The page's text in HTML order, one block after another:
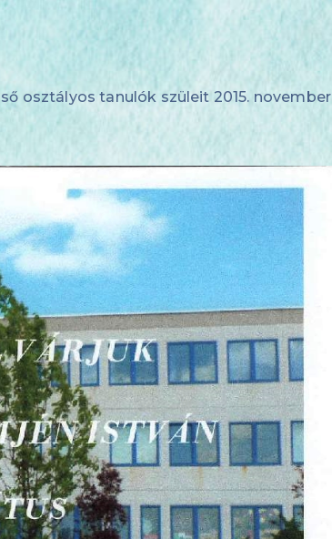
osztályos tanulók szüleit 2015. november